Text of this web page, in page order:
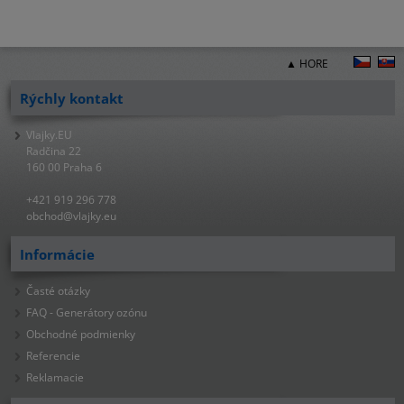
▲ HORE
Rýchly kontakt
Vlajky.EU
Radčina 22
160 00 Praha 6
+421 919 296 778
obchod@vlajky.eu
Informácie
Časté otázky
FAQ - Generátory ozónu
Obchodné podmienky
Referencie
Reklamacie